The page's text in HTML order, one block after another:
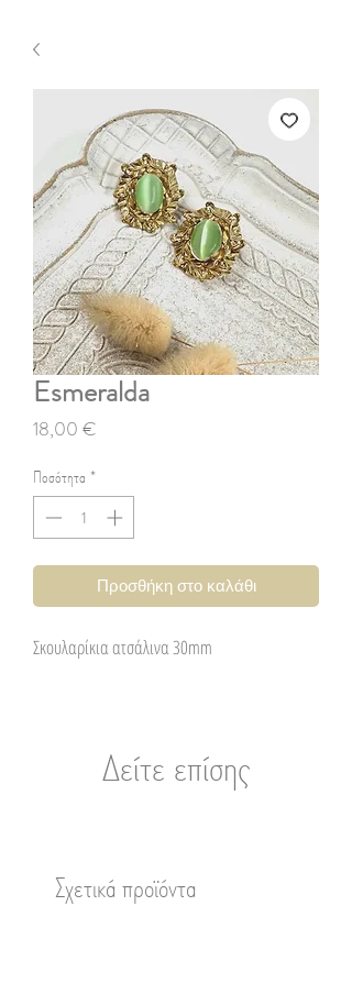
Esmeralda
18,00 €
Ποσότητα *
Προσθήκη στο καλάθι
Σκουλαρίκια ατσάλινα 30mm
Δείτε επίσης
Σχετικά προϊόντα